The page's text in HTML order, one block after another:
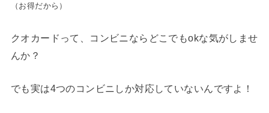
（お得だから）
クオカードって、コンビニならどこでもokな気がしませ
んか？
でも実は4つのコンビニしか対応していないんですよ！